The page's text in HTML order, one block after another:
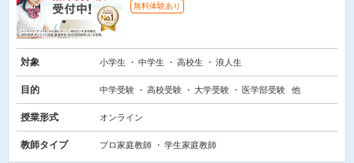
無料体験あり
対象 小学生 中学生 高校生 浪人生
目的 中学受験 高校受験 大学受験 医学部受験 他
授業形式 オンライン
教師タイプ プロ家庭教師 学生家庭教師